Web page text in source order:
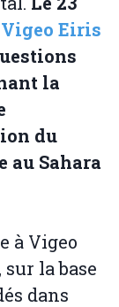
Eiris
la
du
Sahara
à Vigeo
la base
dans